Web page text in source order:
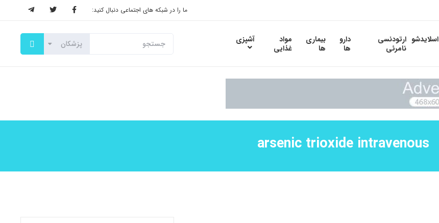
ما را در شبکه های اجتماعی دنبال کنید:
اسلایدشو ارتودنسی
نامرئی
دارو
ها
بیماری
ها
مواد
غذایی
آشپزی
arsenic trioxide intravenous